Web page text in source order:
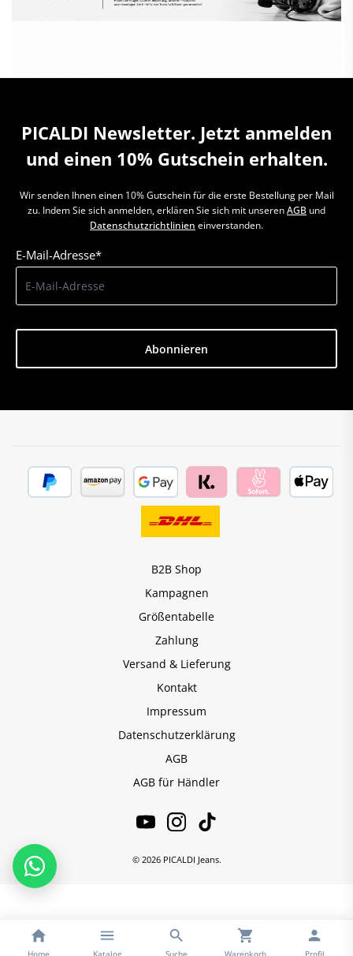
PICALDI Newsletter. Jetzt anmelden
und einen 10% Gutschein erhalten.
Wir senden Ihnen einen 10% Gutschein für die erste Bestellung per Mail
zu. Indem Sie sich anmelden, erklären Sie sich mit unserenAGB und
Datenschutzrichtlinien einverstanden.
E-Mail-Adresse*
Abonnieren
© 2026 PICALDI Jeans.
B2B Shop
Kampagnen
Größentabelle
Zahlung
Versand & Lieferung
Kontakt
Impressum
Datenschutzerklärung
AGB
AGB für Händler
Home Katalog Suche Warenkorb Profil